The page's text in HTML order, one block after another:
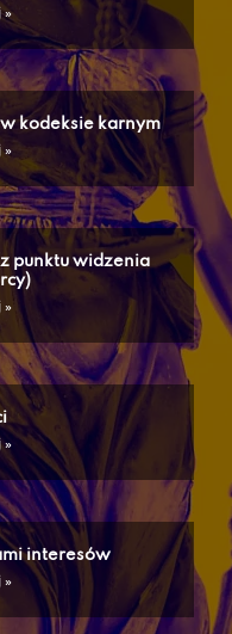
»
kodeksie karnym
»
punktu widzenia
»
»
interesów
»